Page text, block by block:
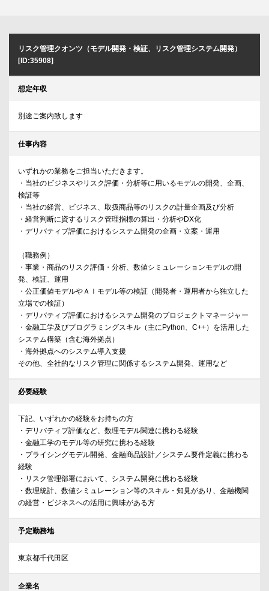
リスク管理クオンツ（モデル開発・検証、リスク管理システム開発）
[ID:35908]
想定年収
別途ご案内致します
仕事内容
いずれかの業務をご担当いただきます。
・当社のビジネスやリスク評価・分析等に用いるモデルの開発、企画、
検証等
・当社の経営、ビジネス、取扱商品等のリスクの計量企画及び分析
・経営判断に資するリスク管理指標の算出・分析やDX化
・デリバティブ評価におけるシステム開発の企画・立案・運用
（職務例）
・事業・商品のリスク評価・分析、数値シミュレーションモデルの開
発、検証、運用
・公正価値モデルやＡＩモデル等の検証（開発者・運用者から独立した
立場での検証）
・デリバティブ評価におけるシステム開発のプロジェクトマネージャー
・金融工学及びプログラミングスキル（主にPython、C++）を活用した
システム構築（含む海外拠点）
・海外拠点へのシステム導入支援
その他、全社的なリスク管理に関係するシステム開発、運用など
必要経験
下記、いずれかの経験をお持ちの方
・デリバティブ評価など、数理モデル関連に携わる経験
・金融工学のモデル等の研究に携わる経験
・プライシングモデル開発、金融商品設計／システム要件定義に携わる
経験
・リスク管理部署において、システム開発に携わる経験
・数理統計、数値シミュレーション等のスキル・知見があり、金融機関
の経営・ビジネスへの活用に興味がある方
予定勤務地
東京都千代田区
企業名